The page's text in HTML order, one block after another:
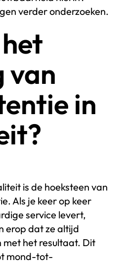
verder onderzoeken.
van
in
is de hoeksteen van
Als je keer op keer
service levert,
erop dat ze altijd
met het resultaat. Dit
mond-tot-